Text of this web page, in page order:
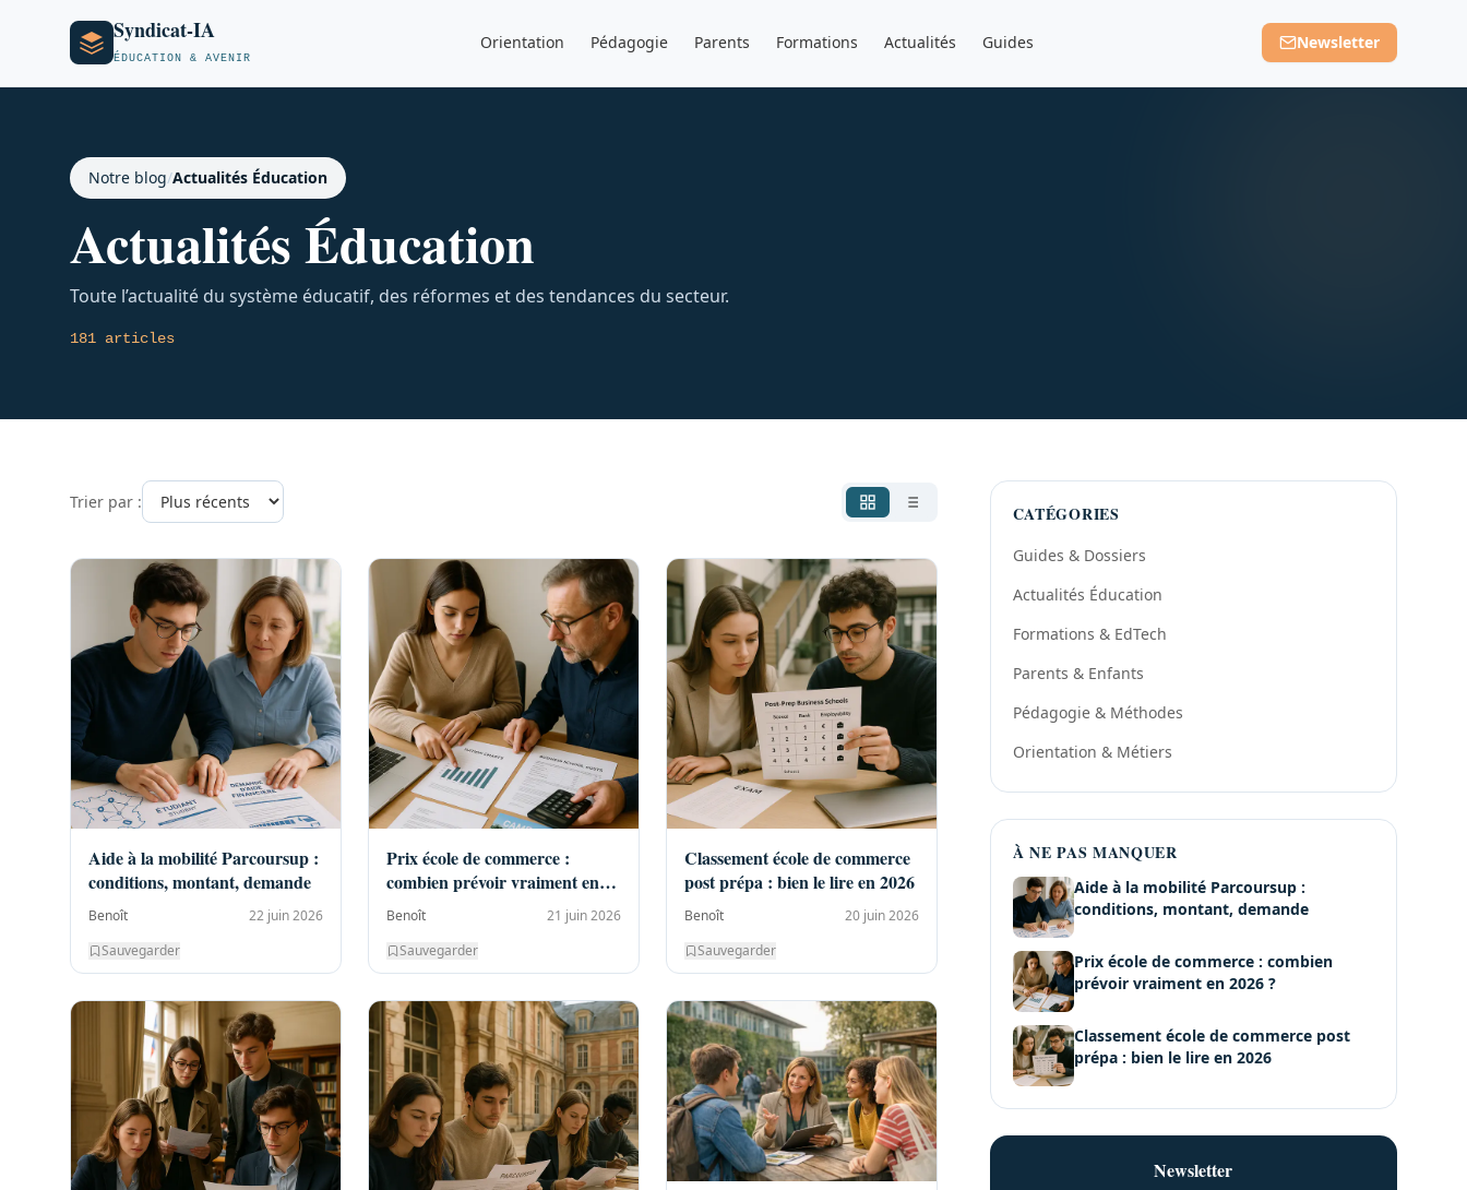
Syndicat-IA
ÉDUCATION & AVENIR
Orientation Pédagogie Parents Formations Actualités Guides Newsletter
Notre blog/Actualités Éducation
Actualités Éducation
Toute l’actualité du système éducatif, des réformes et des tendances du secteur.
181 articles
Trier par :
Aide à la mobilité Parcoursup :
conditions, montant, demande
Benoît
22 juin 2026
Sauvegarder
Prix école de commerce :
combien prévoir vraiment en
2026 ?
Benoît
21 juin 2026
Sauvegarder
Classement école de commerce
post prépa : bien le lire en 2026
Benoît
20 juin 2026
Sauvegarder
CATÉGORIES
Guides & Dossiers
Actualités Éducation
Formations & EdTech
Parents & Enfants
Pédagogie & Méthodes
Orientation & Métiers
À NE PAS MANQUER
Aide à la mobilité Parcoursup :
conditions, montant, demande
Prix école de commerce : combien
prévoir vraiment en 2026 ?
Classement école de commerce post
prépa : bien le lire en 2026
Newsletter